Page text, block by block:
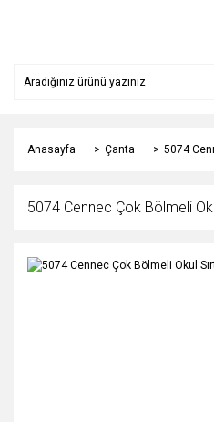
Anasayfa Çanta 5074
5074 Cennec Çok Bölmeli